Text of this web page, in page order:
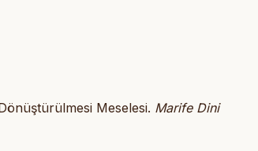
Meselesi. Marife Dini